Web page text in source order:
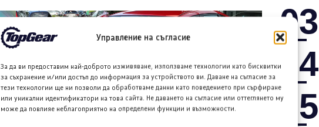
Управление на съгласие
За да ви предоставим най-доброто изживяване, използваме технологии като бисквитки
за съхранение и/или достъп до информация за устройството ви. Даване на съгласие за
тези технологии ще ни позволи да обработваме данни като поведението при сърфиране
или уникални идентификатори на това сайта. Не даването на съгласие или оттеглянето му
може да повлияе неблагоприятно на определени функции и възможности.
03
04
05